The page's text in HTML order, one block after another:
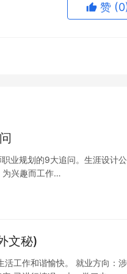
赞
业规划的9大追问。生涯设计
为兴趣而工作…
文秘)
工作和谐愉快。 就业方向：